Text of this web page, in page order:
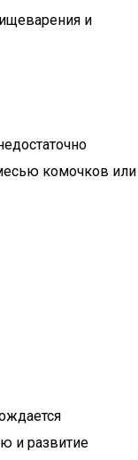
и
комочков или
и развитие